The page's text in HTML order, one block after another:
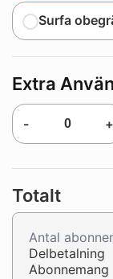
Surfa
Extra
- +
Totalt
Antal
Delbetalning
Abonnemang